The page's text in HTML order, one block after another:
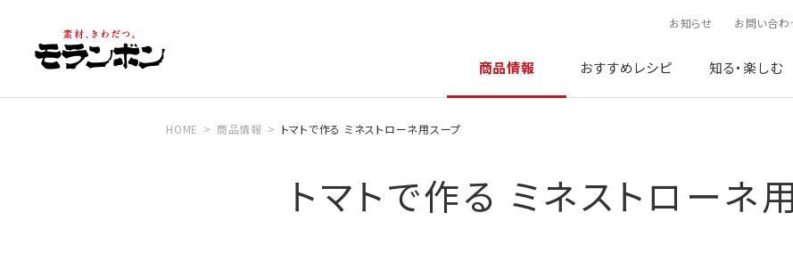
お知らせ お問い合わ
商品情報 おすすめレシピ 知る・楽しむ
HOME 商品情報 トマトで作る ミネストローネ用スープ
トマトで作る ミネストローネ